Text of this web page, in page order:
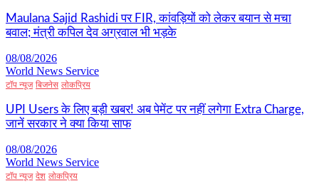
Maulana Sajid Rashidi पर FIR, कांवड़ियों को लेकर बयान से मचा
बवाल; मंत्री कपिल देव अग्रवाल भी भड़के
08/08/2026
World News Service
टॉप न्यूज बिजनेस लोकप्रिय
UPI Users के लिए बड़ी खबर! अब पेमेंट पर नहीं लगेगा Extra Charge,
जानें सरकार ने क्या किया साफ
08/08/2026
World News Service
टॉप न्यूज देश लोकप्रिय